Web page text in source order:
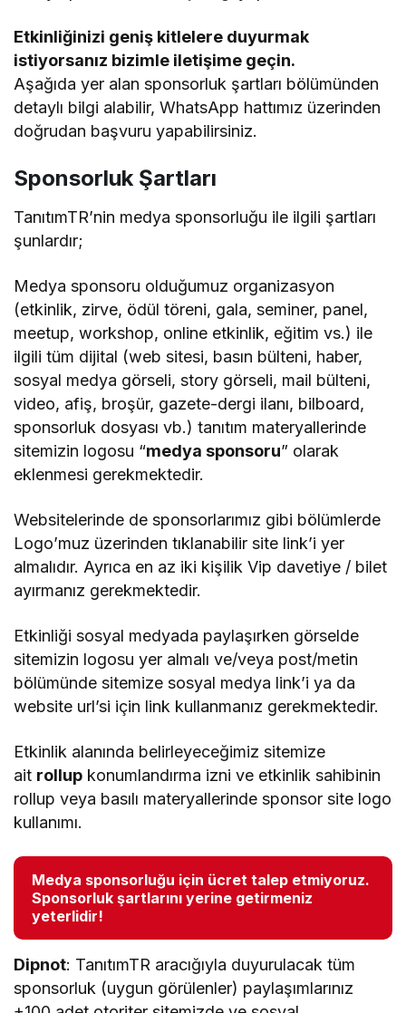
Etkinliğinizi geniş kitlelere duyurmak
istiyorsanız bizimle iletişime geçin.
Aşağıda yer alan sponsorluk şartları bölümünden
detaylı bilgi alabilir, WhatsApp hattımız üzerinden
doğrudan başvuru yapabilirsiniz.
Sponsorluk Şartları
TanıtımTR’nin medya sponsorluğu ile ilgili şartları
şunlardır;
Medya sponsoru olduğumuz organizasyon
(etkinlik, zirve, ödül töreni, gala, seminer, panel,
meetup, workshop, online etkinlik, eğitim vs.) ile
ilgili tüm dijital (web sitesi, basın bülteni, haber,
sosyal medya görseli, story görseli, mail bülteni,
video, afiş, broşür, gazete-dergi ilanı, bilboard,
sponsorluk dosyası vb.) tanıtım materyallerinde
sitemizin logosu “medya sponsoru” olarak
eklenmesi gerekmektedir.
Websitelerinde de sponsorlarımız gibi bölümlerde
Logo’muz üzerinden tıklanabilir site link’i yer
almalıdır. Ayrıca en az iki kişilik Vip davetiye / bilet
ayırmanız gerekmektedir.
Etkinliği sosyal medyada paylaşırken görselde
sitemizin logosu yer almalı ve/veya post/metin
bölümünde sitemize sosyal medya link’i ya da
website url’si için link kullanmanız gerekmektedir.
Etkinlik alanında belirleyeceğimiz sitemize
ait rollup konumlandırma izni ve etkinlik sahibinin
rollup veya basılı materyallerinde sponsor site logo
kullanımı.
Medya sponsorluğu için ücret talep etmiyoruz.
Sponsorluk şartlarını yerine getirmeniz
yeterlidir!
Dipnot: TanıtımTR aracığıyla duyurulacak tüm
sponsorluk (uygun görülenler) paylaşımlarınız